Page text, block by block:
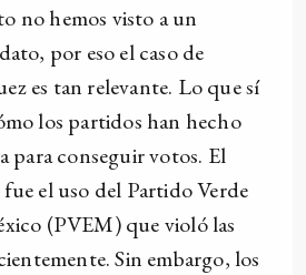
no hemos visto a un
por eso el caso de
es tan relevante. Lo que sí
los partidos han hecho
para conseguir votos. El
fue el uso del Partido Verde
(PVEM) que violó las
Sin embargo, los